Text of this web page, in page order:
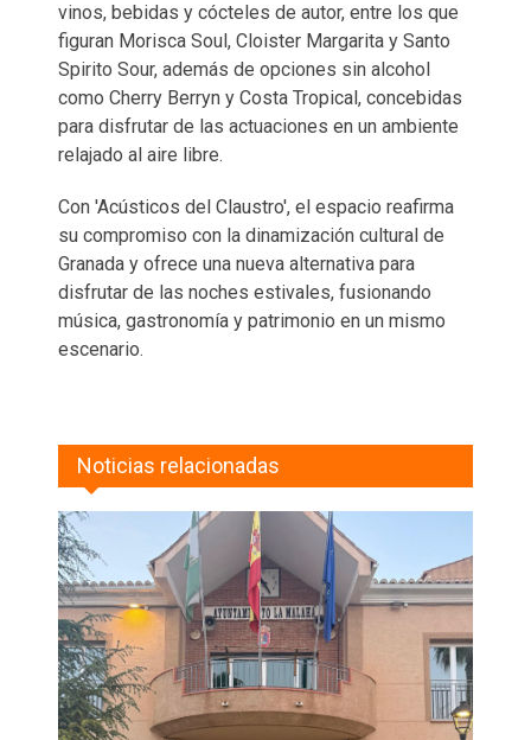
vinos, bebidas y cócteles de autor, entre los que
figuran Morisca Soul, Cloister Margarita y Santo
Spirito Sour, además de opciones sin alcohol
como Cherry Berryn y Costa Tropical, concebidas
para disfrutar de las actuaciones en un ambiente
relajado al aire libre.
Con 'Acústicos del Claustro', el espacio reafirma
su compromiso con la dinamización cultural de
Granada y ofrece una nueva alternativa para
disfrutar de las noches estivales, fusionando
música, gastronomía y patrimonio en un mismo
escenario.
Noticias relacionadas